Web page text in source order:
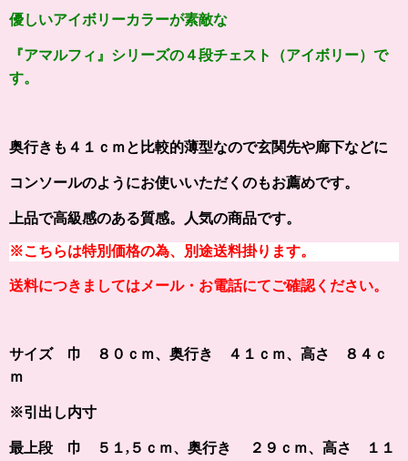
優しいアイボリーカラーが素敵な
『アマルフィ』シリーズの４段チェスト（アイボリー）で
す。
奥行きも４１ｃｍと比較的薄型なので玄関先や廊下などに
コンソールのようにお使いいただくのもお薦めです。
上品で高級感のある質感。人気の商品です。
※こちらは特別価格の為、別途送料掛ります。
送料につきましてはメール・お電話にてご確認ください。
サイズ 巾 ８０ｃｍ、奥行き ４１ｃｍ、高さ ８４ｃ
ｍ
※引出し内寸
最上段 巾 ５１,５ｃｍ、奥行き
２９ｃｍ、高さ １１